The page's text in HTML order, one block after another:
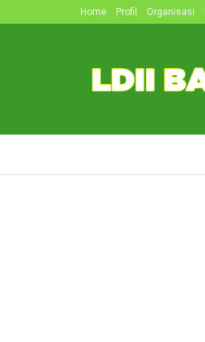
Home Profil Organisasi